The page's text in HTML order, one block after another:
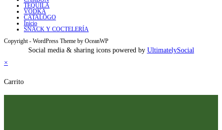
TEQUILA
VODKA
CATALOGO
Inicio
SNACK Y COCTELERÍA
Copyright - WordPress Theme by OceanWP
Social media & sharing icons powered by UltimatelySocial
×
Carrito